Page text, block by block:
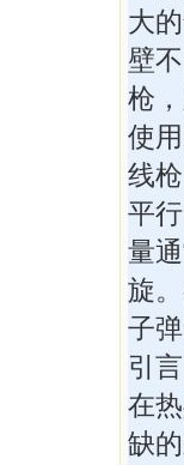
大
壁
枪
使
线
平
量
旋
子
引言
在
缺